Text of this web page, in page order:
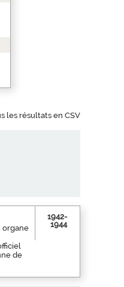
les résultats en CSV
organe
de
1942-
1944